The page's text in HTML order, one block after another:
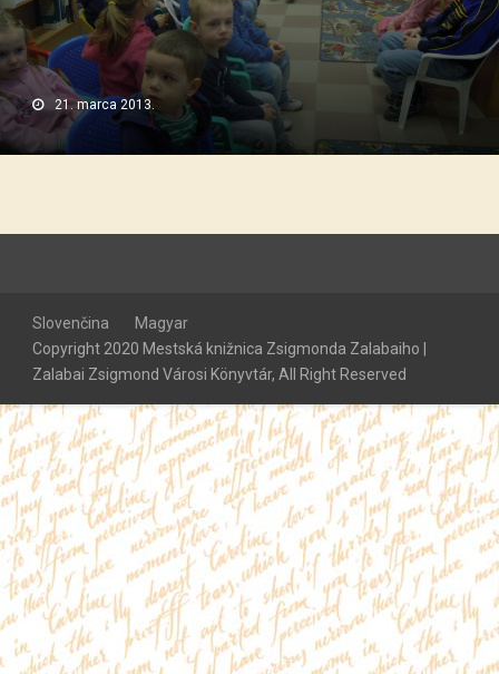
21. marca 2013.
Slovenčina
Magyar
Copyright 2020 Mestská knižnica Zsigmonda Zalabaiho |
Zalabai Zsigmond Városi Könyvtár, All Right Reserved